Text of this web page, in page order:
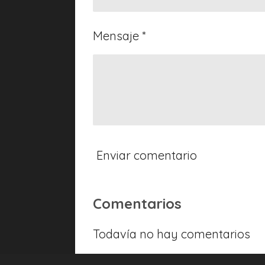
Mensaje *
Enviar comentario
Comentarios
Todavía no hay comentarios